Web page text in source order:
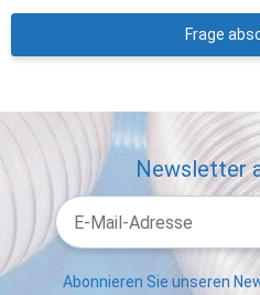
Frage
Newsletter
Abonnieren Sie unseren